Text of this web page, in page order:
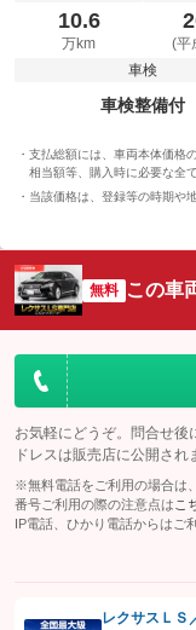
10.6
万km (平
車検
車検整備付
支払総額には、車両本体価格
相当額等、購入時に必要な全
当該価格は、登録等の時期や
無料 この車
お気軽にどうぞ。問合せ後
ドレスは販売店に公開され
※無料電話をご利用の場合は
番号ご利用の際の注意点は こ
IP電話、ひかり電話からはご
レクサスＬＳ